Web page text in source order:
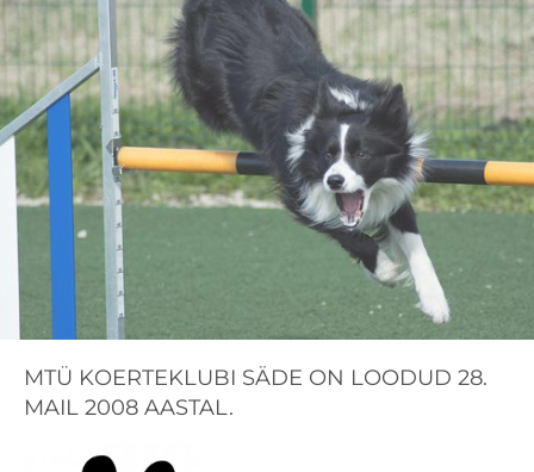
MTÜ KOERTEKLUBI SÄDE ON LOODUD 28.
MAIL 2008 AASTAL.